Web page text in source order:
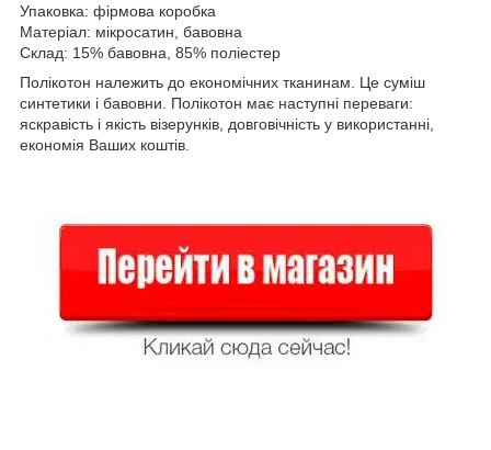
Упаковка: фірмова коробка
Матеріал: мікросатин, бавовна
Склад: 15% бавовна, 85% поліестер
Полікотон належить до економічних тканинам. Це суміш
синтетики і бавовни. Полікотон має наступні переваги:
яскравість і якість візерунків, довговічність у використанні,
економія Ваших коштів.